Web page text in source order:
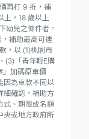
再打 9 折，補
上，18 歲以上
幼兒之條件者，
補助最高可達
，以 (1)桃園市
(3)「青年輕E購
加碼原車價
因為車款不同以
細確認，補助方
式、期限或名額
央或地方政府所